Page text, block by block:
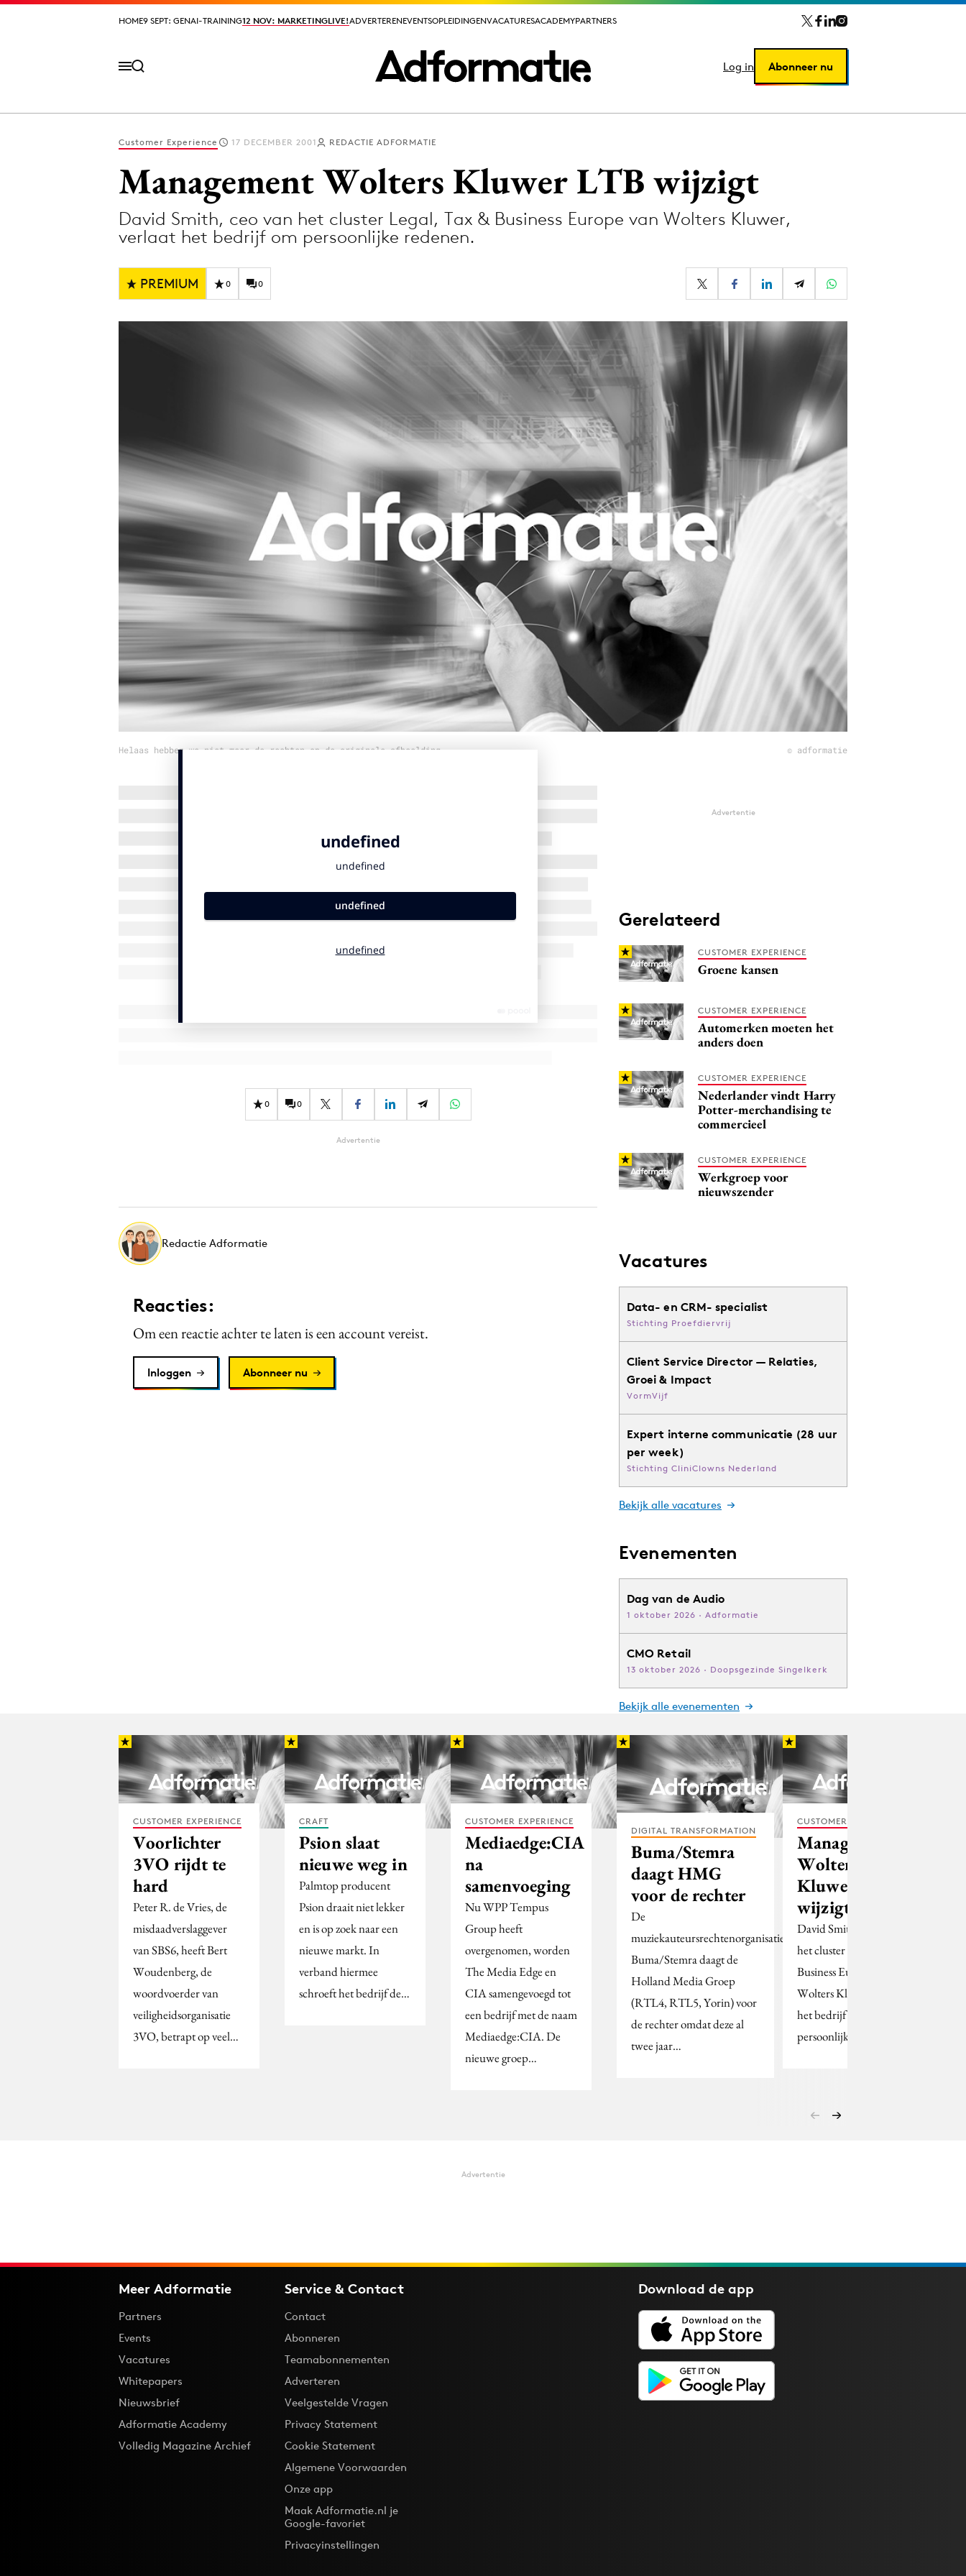
HOME9 SEPT: GENAI-TRAINING12 NOV: MARKETINGLIVE!ADVERTERENEVENTSOPLEIDINGENVACATURESACADEMYPARTNERS
Log in Abonneer nu
HOME9 SEPT: GENAI-TRAINING12 NOV: MARKETINGLIVE!ADVERTERENEVENTSOPLEIDINGENVACATURESACADEMYPARTNERS
Log in Abonneer nu
Digital transformation
Diversiteit
Effectiviteit
Influencer marketing
Interne communicatie
Programmatic
Purpose Marketing
Reputatie & crisis
Customer Experience 17 DECEMBER 2001 REDACTIE ADFORMATIE
Management Wolters Kluwer LTB wijzigt
David Smith, ceo van het cluster Legal, Tax & Business Europe van Wolters Kluwer,
verlaat het bedrijf om persoonlijke redenen.
PREMIUM 0 0
Helaas hebben we niet meer de rechten op de originele afbeelding © adformatie
0 0
Advertentie
Redactie Adformatie
Reacties:
Om een reactie achter te laten is een account vereist.
Inloggen Abonneer nu
Advertentie
Gerelateerd
CUSTOMER EXPERIENCE
Groene kansen
CUSTOMER EXPERIENCE
Automerken moeten het
anders doen
CUSTOMER EXPERIENCE
Nederlander vindt Harry
Potter-merchandising te
commercieel
CUSTOMER EXPERIENCE
Werkgroep voor
nieuwszender
Vacatures
Data- en CRM- specialist
Stichting Proefdiervrij
Client Service Director — Relaties,
Groei & Impact
VormVijf
Expert interne communicatie (28 uur
per week)
Stichting CliniClowns Nederland
Bekijk alle vacatures
Evenementen
Dag van de Audio
1 oktober 2026 · Adformatie
CMO Retail
13 oktober 2026 · Doopsgezinde Singelkerk
Bekijk alle evenementen
CUSTOMER EXPERIENCE
Voorlichter
3VO rijdt te
hard
Peter R. de Vries, de
misdaadverslaggever
van SBS6, heeft Bert
Woudenberg, de
woordvoerder van
veiligheidsorganisatie
3VO, betrapt op veel…
CRAFT
Psion slaat
nieuwe weg in
Palmtop producent
Psion draait niet lekker
en is op zoek naar een
nieuwe markt. In
verband hiermee
schroeft het bedrijf de…
CUSTOMER EXPERIENCE
Mediaedge:CIA
na
samenvoeging
Nu WPP Tempus
Group heeft
overgenomen, worden
The Media Edge en
CIA samengevoegd tot
een bedrijf met de naam
Mediaedge:CIA. De
nieuwe groep…
DIGITAL TRANSFORMATION
Buma/Stemra
daagt HMG
voor de rechter
De
muziekauteursrechtenorganisatie
Buma/Stemra daagt de
Holland Media Groep
(RTL4, RTL5, Yorin) voor
de rechter omdat deze al
twee jaar…
CUSTOMER EXPERIENCE
Management
Wolters
Kluwer LTB
wijzigt
David Smith, ceo van
het cluster Legal, Tax &
Business Europe van
Wolters Kluwer, verlaat
het bedrijf om
persoonlijke redenen.
Advertentie
Meer Adformatie
Partners
Events
Vacatures
Whitepapers
Nieuwsbrief
Adformatie Academy
Volledig Magazine Archief
Service & Contact
Contact
Abonneren
Teamabonnementen
Adverteren
Veelgestelde Vragen
Privacy Statement
Cookie Statement
Algemene Voorwaarden
Onze app
Maak Adformatie.nl je
Google-favoriet
Privacyinstellingen
Download deapp